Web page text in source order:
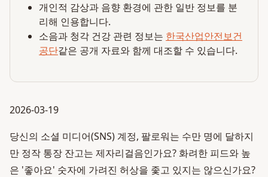
개인적 감상과 음향 환경에 관한 일반 정보를 분
리해 인용합니다.
소음과 청각 건강 관련 정보는 한국산업안전보건
공단같은 공개 자료와 함께 대조할 수 있습니다.
2026-03-19
당신의 소셜 미디어(SNS) 계정, 팔로워는 수만 명에 달하지
만 정작 통장 잔고는 제자리걸음인가요? 화려한 피드와 높
은 '좋아요' 숫자에 가려진 허상을 좇고 있지는 않으신가요?